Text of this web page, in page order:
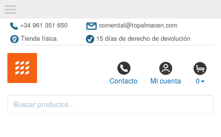
+34 961 351 650
comercial@topalmacen.com
Tienda física
15 días de derecho de devolución
Contacto Mi cuenta 0